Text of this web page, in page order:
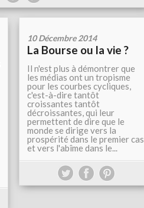
10 Décembre 2014
La Bourse ou la vie ?
Il n'est plus à démontrer que
les médias ont un tropisme
pour les courbes cycliques,
c'est-à-dire tantôt
croissantes tantôt
décroissantes, qui leur
permettent de dire que le
monde se dirige vers la
prospérité dans le premier cas
et vers l'abîme dans le...